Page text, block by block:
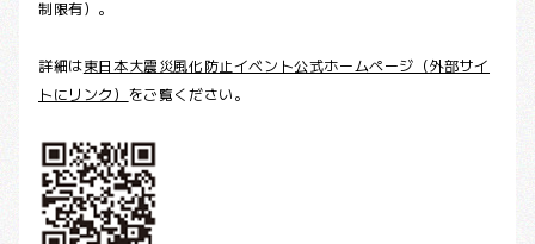
制限有）。
詳細は東日本大震災風化防止イベント公式ホームページ（外部サイ
トにリンク） をご覧ください。